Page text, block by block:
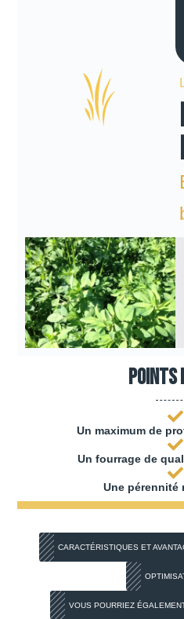
Un maximum de
Un fourrage de
Une pérennité
CARACTÉRISTIQUES ET
VOUS POURRIEZ